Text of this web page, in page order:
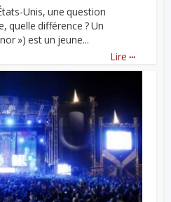
Unis, une question
quelle différence ? Un
») est un jeune...
Lire ...